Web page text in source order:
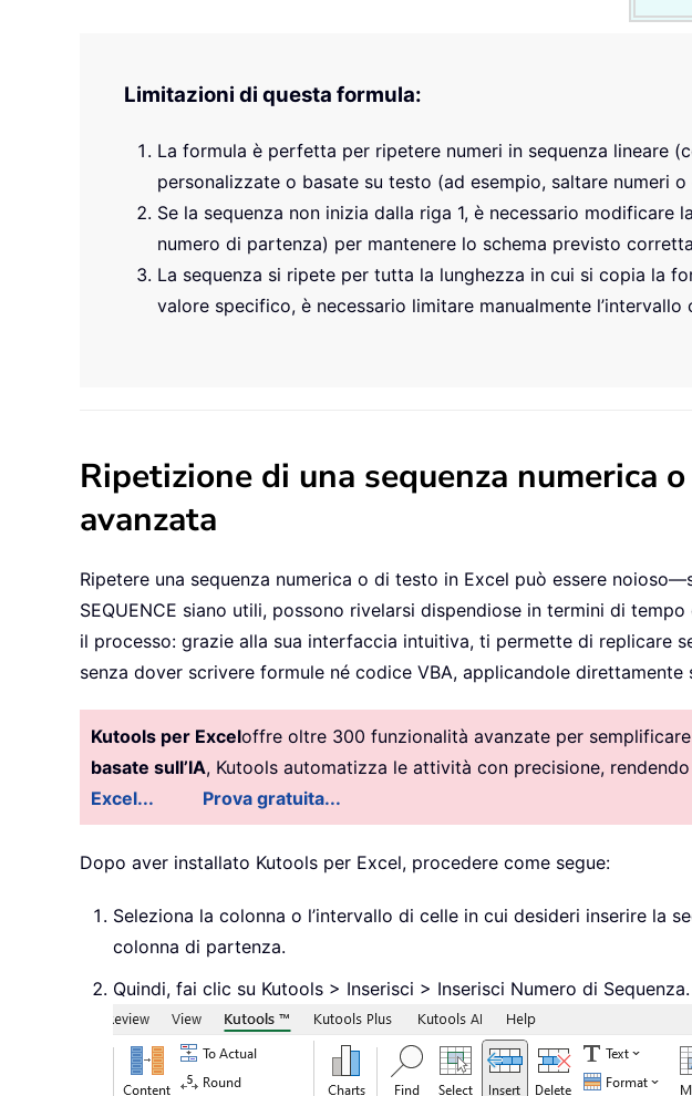
Limitazioni di questa formula:
La formula è perfetta per ripetere numeri in sequenza lineare
personalizzate o basate su testo (ad esempio, saltare numeri
Se la sequenza non inizia dalla riga 1, è necessario
numero di partenza) per mantenere lo schema previsto
La sequenza si ripete per tutta la lunghezza in cui si copia la
valore specifico, è necessario limitare manualmente
Ripetizione di una sequenza numerica
avanzata
Ripetere una sequenza numerica o di testo in Excel può essere
SEQUENCE siano utili, possono rivelarsi dispendiose in termini di
il processo: grazie alla sua interfaccia intuitiva, ti permette di
senza dover scrivere formule né codice VBA, applicandole direttamente
Kutools per Exceloffre oltre 300 funzionalità avanzate per
basate sull’IA, Kutools automatizza le attività con precisione,
Excel...
Prova gratuita...
Dopo aver installato Kutools per Excel, procedere come segue:
Seleziona la colonna o l’intervallo di celle in cui desideri inserire la
colonna di partenza.
Quindi, fai clic su Kutools > Inserisci > Inserisci Numero di